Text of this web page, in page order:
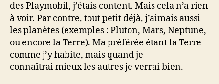
des Playmobil, j’étais content. Mais cela n’a rien
à voir. Par contre, tout petit déjà, j’aimais aussi
les planètes (exemples : Pluton, Mars, Neptune,
ou encore la Terre). Ma préférée étant la Terre
comme j’y habite, mais quand je
connaîtrai mieux les autres je verrai bien.